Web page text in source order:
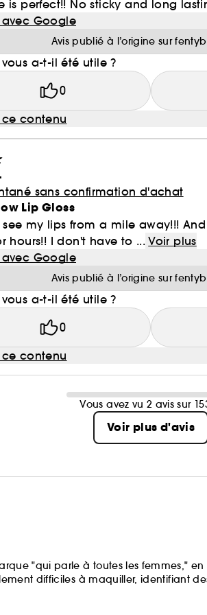
is perfect!! No sticky and long
avec Google
Avis publié à l’origine sur
a-t-il été utile ?
0
contenu
sans confirmation d'achat
Lip Gloss
see my lips from a mile away!!!
hours!! I don't have to ... Voir plus
avec Google
Avis publié à l’origine sur
a-t-il été utile ?
0
contenu
Vous avez vu 2 avis sur
Voir plus d'avis
"qui parle à toutes les femmes,"
difficiles à maquiller, identifiant